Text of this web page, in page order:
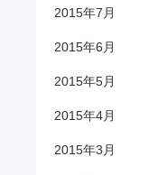
2015年7月
2015年6月
2015年5月
2015年4月
2015年3月